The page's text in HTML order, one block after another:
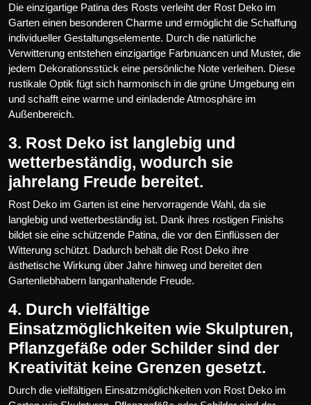
Die einzigartige Patina des Rosts verleiht der Rost Deko im
Garten einen besonderen Charme und ermöglicht die Schaffung
individueller Gestaltungselemente. Durch die natürliche
Verwitterung entstehen einzigartige Farbnuancen und Muster, die
jedem Dekorationsstück eine persönliche Note verleihen. Diese
rustikale Optik fügt sich harmonisch in die grüne Umgebung ein
und schafft eine warme und einladende Atmosphäre im
Außenbereich.
3. Rost Deko ist langlebig und
wetterbeständig, wodurch sie
jahrelang Freude bereitet.
Rost Deko im Garten ist eine hervorragende Wahl, da sie
langlebig und wetterbeständig ist. Dank ihres rostigen Finishs
bildet sie eine schützende Patina, die vor den Einflüssen der
Witterung schützt. Dadurch behält die Rost Deko ihre
ästhetische Wirkung über Jahre hinweg und bereitet den
Gartenliebhabern langanhaltende Freude.
4. Durch vielfältige
Einsatzmöglichkeiten wie Skulpturen,
Pflanzgefäße oder Schilder sind der
Kreativität keine Grenzen gesetzt.
Durch die vielfältigen Einsatzmöglichkeiten von Rost Deko im